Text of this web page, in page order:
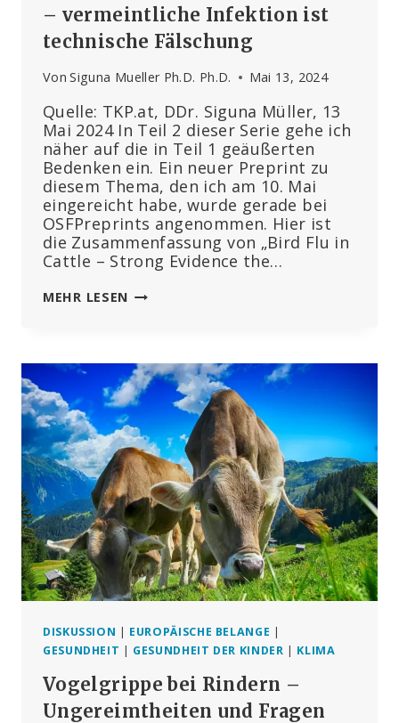
– vermeintliche Infektion ist
technische Fälschung
Von Siguna Mueller Ph.D. Ph.D. Mai 13, 2024
Quelle: TKP.at, DDr. Siguna Müller, 13
Mai 2024 In Teil 2 dieser Serie gehe ich
näher auf die in Teil 1 geäußerten
Bedenken ein. Ein neuer Preprint zu
diesem Thema, den ich am 10. Mai
eingereicht habe, wurde gerade bei
OSFPreprints angenommen. Hier ist
die Zusammenfassung von „Bird Flu in
Cattle – Strong Evidence the…
MEHR LESEN VOGELGRIPPE
2)
–
VERMEINTLICHE
INFEKTION
IST
TECHNISCHE
FÄLSCHUNG
DISKUSSION | EUROPÄISCHE BELANGE |
GESUNDHEIT | GESUNDHEIT DER KINDER | KLIMA
Vogelgrippe bei Rindern –
Ungereimtheiten und Fragen